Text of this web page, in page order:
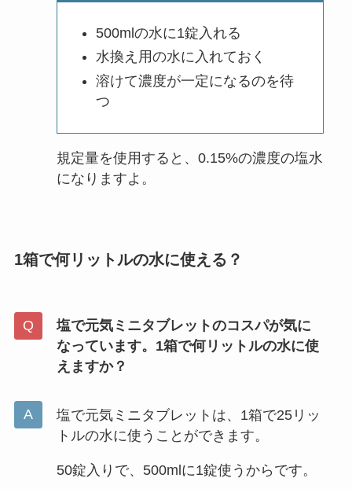
500mlの水に1錠入れる
水換え用の水に入れておく
溶けて濃度が一定になるのを待
つ
規定量を使用すると、0.15%の濃度の塩水
になりますよ。
1箱で何リットルの水に使える？
塩で元気ミニタブレットのコスパが気に
なっています。1箱で何リットルの水に使
えますか？
塩で元気ミニタブレットは、1箱で25リッ
トルの水に使うことができます。
50錠入りで、500mlに1錠使うからです。